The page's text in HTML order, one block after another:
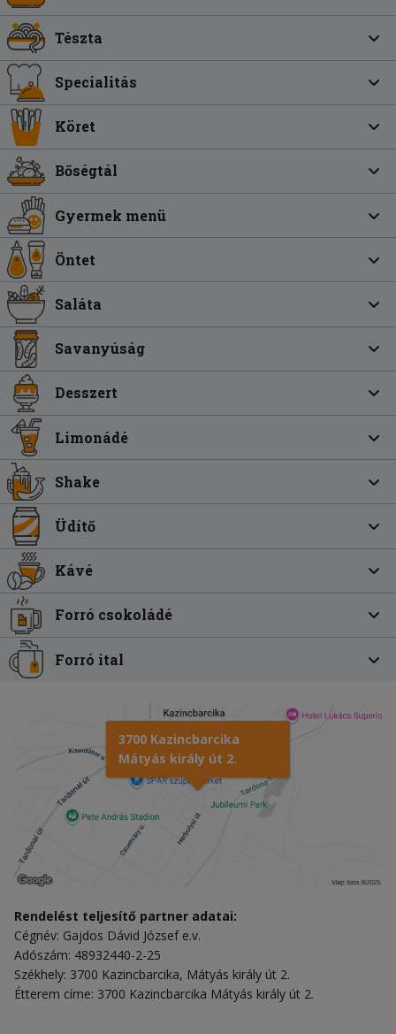
Tészta
Specialitás
Köret
Bőségtál
Gyermek menü
Öntet
Saláta
Savanyúság
Desszert
Limonádé
Shake
Üdítő
Kávé
Forró csokoládé
Forró ital
3700 Kazincbarcika
Mátyás király út 2.
Rendelést teljesítő partner adatai:
Cégnév: Gajdos Dávid József e.v.
Adószám: 48932440-2-25
Székhely: 3700 Kazincbarcika, Mátyás király út 2.
Étterem címe: 3700 Kazincbarcika Mátyás király út 2.